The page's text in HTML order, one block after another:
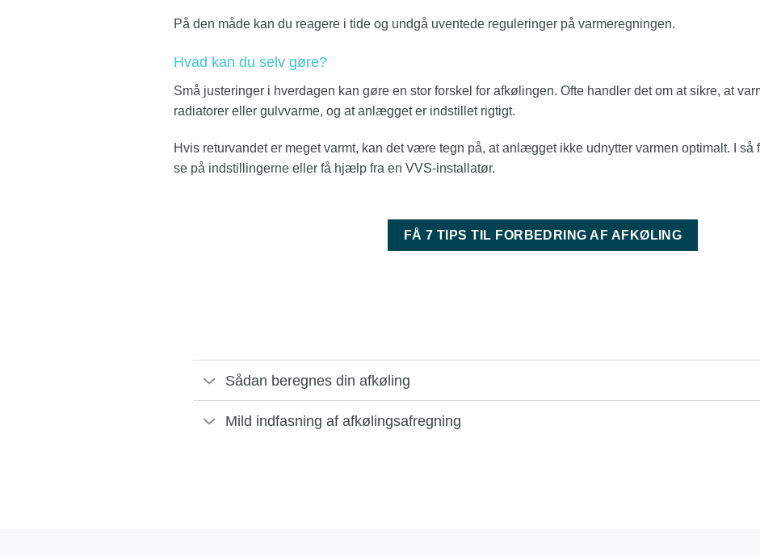
På den måde kan du reagere i tide og undgå uventede reguleringer på varmeregningen.
Hvad kan du selv gøre?
Små justeringer i hverdagen kan gøre en stor forskel for afkølingen. Ofte handler det om at sikre, at
radiatorer eller gulvvarme, og at anlægget er indstillet rigtigt.
Hvis returvandet er meget varmt, kan det være tegn på, at anlægget ikke udnytter varmen optimalt. I så
se på indstillingerne eller få hjælp fra en VVS-installatør.
FÅ 7 TIPS TIL FORBEDRING AF AFKØLING
Sådan beregnes din afkøling
Mild indfasning af afkølingsafregning